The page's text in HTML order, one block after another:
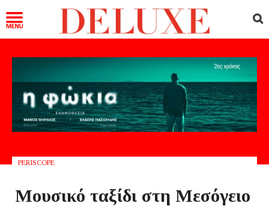
PERISCOPE
Μουσικό ταξίδι στη Μεσόγειο